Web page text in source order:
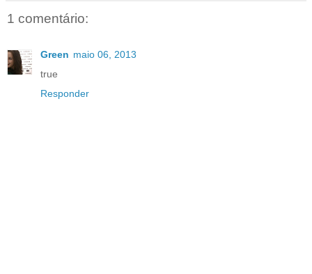
1 comentário:
Green maio 06, 2013
true
Responder